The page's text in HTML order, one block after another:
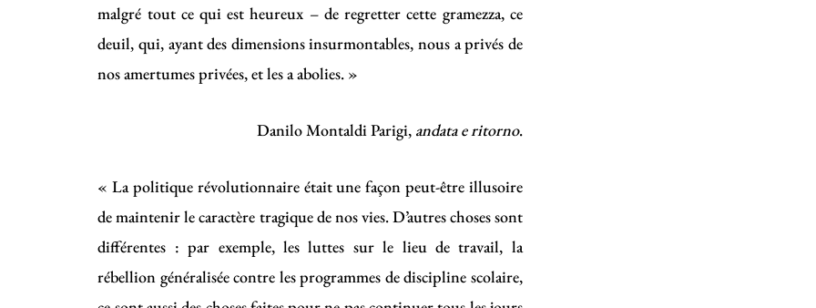
malgré tout ce qui est heureux – de regretter cette gramezza, ce
deuil, qui, ayant des dimensions insurmontables, nous a privés de
nos amertumes privées, et les a abolies. »
Danilo Montaldi Parigi, andata e ritorno.
« La politique révolutionnaire était une façon peut-être illusoire
de maintenir le caractère tragique de nos vies. D’autres choses sont
différentes : par exemple, les luttes sur le lieu de travail, la
rébellion généralisée contre les programmes de discipline scolaire,